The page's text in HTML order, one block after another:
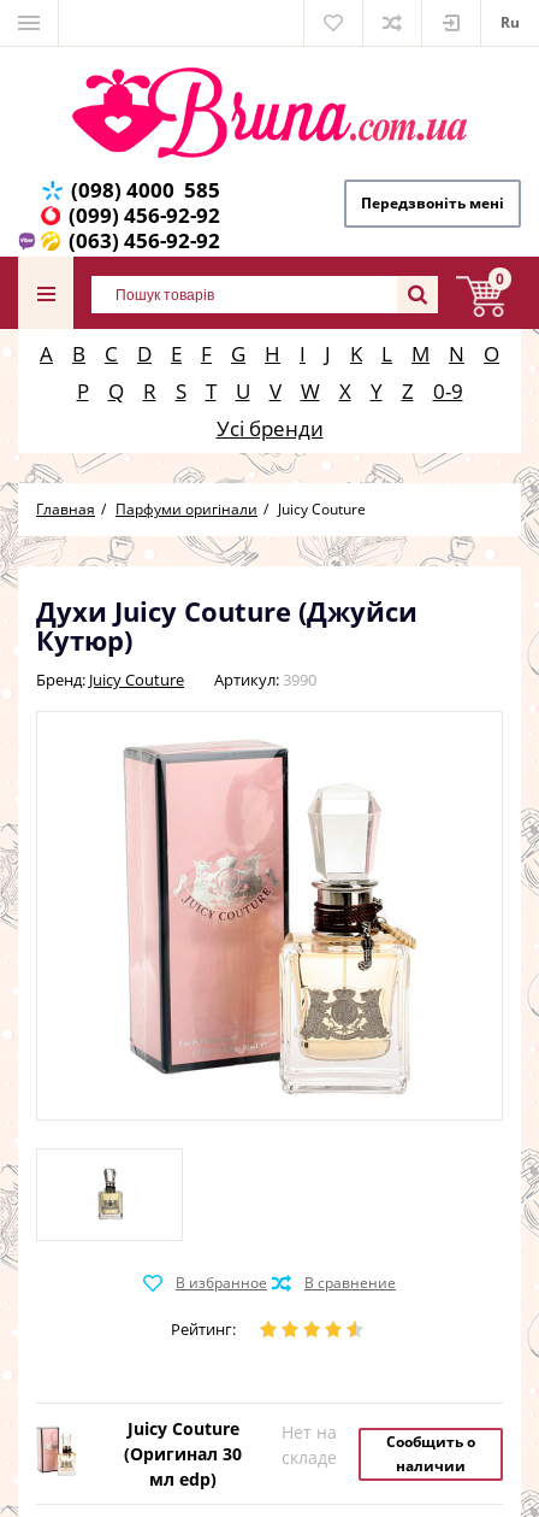
Ru
(098) 4000 585
(099) 456-92-92
(063) 456-92-92
Передзвоніть мені
0
A B C D E F G H I J K L M N
O
P
Q R S T U V W X Y Z
0-9
Усі бренди
Главная Парфуми оригінали Juicy Couture
Духи Juicy Couture (Джуйси
Кутюр)
Бренд: Juicy Couture Артикул: 3990
Рейтинг:
Juicy Couture
(Оригинал 30
мл edp)
Нет на
складе
Сообщить о
наличии